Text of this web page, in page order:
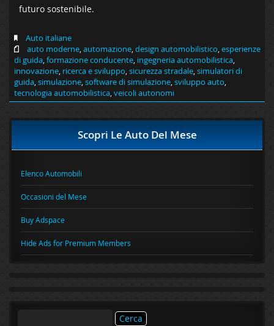
futuro sostenibile.
Auto italiane
auto moderne,automazione,design automobilistico,esperienze
di guida,formazione conducente, ingegneria automobilistica,
innovazione, ricerca e sviluppo,sicurezza stradale,simulatori di
guida,simulazione,software di simulazione,sviluppo auto,
tecnologia automobilistica,veicoli autonomi
Scopri Le Auto Del Mese
Elenco Automobili
Occasioni del Mese
Buy Adspace
Hide Ads for Premium Members